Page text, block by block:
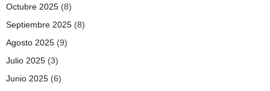
Octubre 2025 (8)
Septiembre 2025 (8)
Agosto 2025 (9)
Julio 2025 (3)
Junio 2025 (6)